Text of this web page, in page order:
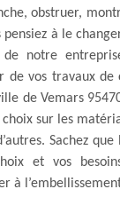
obstruer,
pensiez à le
de notre
de vos travaux
de Vemars
sur les
Sachez
et vos
à